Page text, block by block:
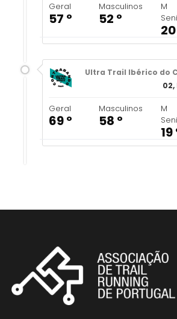
Geral
57 º
Masculinos
52 º
M
Ultra Trail Ibérico do
02,
Geral
69 º
Masculinos
58 º
M
19